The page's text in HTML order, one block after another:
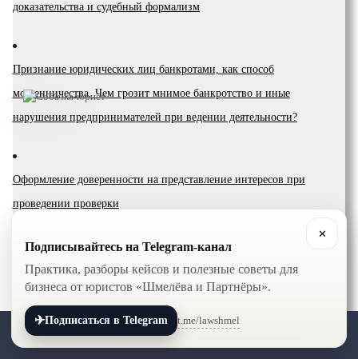
доказательства и судебный формализм
Признание юридических лиц банкротами, как способ
мошенничества. Чем грозит мнимое банкротство и иные
нарушения предпринимателей при ведении деятельности?
Оформление доверенности на представление интересов при
проведении проверки
Проверка Роспотребнадзора: что проверяют, и кто может попасть
под проверку?
✕
Подписывайтесь на Telegram-канал
Практика, разборы кейсов и полезные советы для
бизнеса от юристов «Шмелёва и Партнёры».
✈Подписаться в Telegram t.me/lawshmel
+7 (800) 201-56-52 +7 (8452) 30-90-56